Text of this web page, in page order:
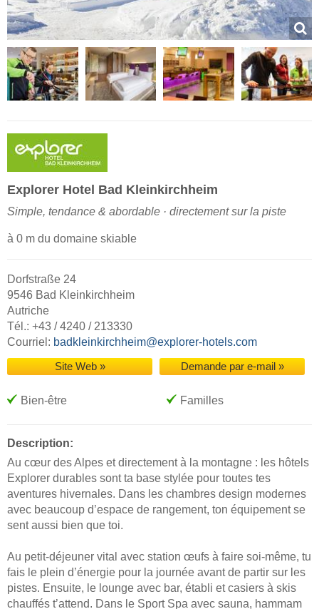
Explorer Hotel Bad Kleinkirchheim
Simple, tendance & abordable · directement sur la piste
à 0 m du domaine skiable
Dorfstraße 24
9546 Bad Kleinkirchheim
Autriche
Tél.: +43 / 4240 / 213330
Courriel: badkleinkirchheim@explorer-hotels.com
Site Web » Demande par e-mail »
Bien-être Familles
Description:
Au cœur des Alpes et directement à la montagne : les hôtels
Explorer durables sont ta base stylée pour toutes tes
aventures hivernales. Dans les chambres design modernes
avec beaucoup d’espace de rangement, ton équipement se
sent aussi bien que toi.
Au petit-déjeuner vital avec station œufs à faire soi-même, tu
fais le plein d’énergie pour la journée avant de partir sur les
pistes. Ensuite, le lounge avec bar, établi et casiers à skis
chauffés t’attend. Dans le Sport Spa avec sauna, hammam